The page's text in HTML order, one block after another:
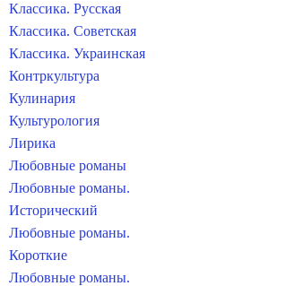
Классика. Русская
Классика. Советская
Классика. Украинская
Контркультура
Кулинария
Культурология
Лирика
Любовные романы
Любовные романы.
Исторический
Любовные романы.
Короткие
Любовные романы.